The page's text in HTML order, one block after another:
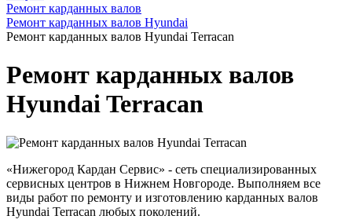
Ремонт карданных валов
Ремонт карданных валов Hyundai
Ремонт карданных валов Hyundai Terracan
Ремонт карданных валов
Hyundai Terracan
«Нижегород Кардан Сервис» - сеть специализированных
сервисных центров в Нижнем Новгороде. Выполняем все
виды работ по ремонту и изготовлению карданных валов
Hyundai Terracan любых поколений.